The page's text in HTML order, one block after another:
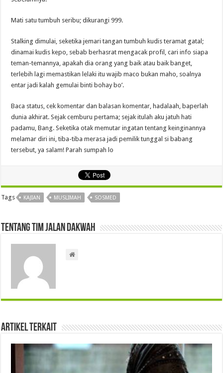
Mati satu tumbuh seribu; dikurangi 999.
Stalking dimulai, seketika jemari tangan tumbuh kudis teramat gatal;
dinamai kudis kepo, sebab berhasrat mengacak profil, cari info siapa
teman-temannya, apakah dia orang yang baik atau baik banget,
terlebih lagi memastikan lelaki itu wajib maco bukan maho, soalnya
entar jadi kalah gemulai binti bohay bo’.
Baca status, cek komentar dan balasan komentar, hadalaah, baperlah
dunia akhirat. Sejak cemburu pertama; sejak itulah aku jatuh hati
padamu, Bang. Seketika otak memutar ingatan tentang keinginannya
melamar diri ini, tiba-tiba merasa jadi pemilik tunggal si babang
tersebut, ya salam! Parah sumpah lo
Tags KAJIAN MUSLIMAH SOSMED
Tentang Tim Jalan Dakwah
Artikel Terkait